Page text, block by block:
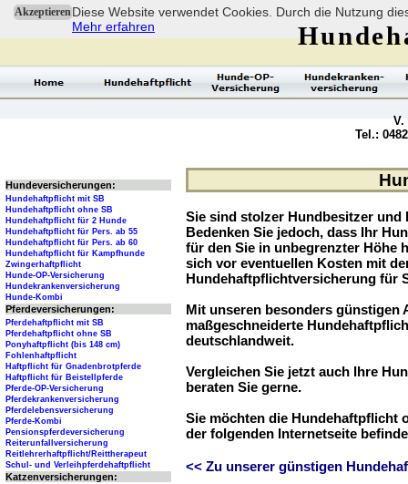
AkzeptierenDiese Website verwendet Cookies. Durch die Nutzung
Mehr erfahren
Sie sind stolzer Hundbesitzer und
Bedenken Sie jedoch, dass Ihr
für den Sie in unbegrenzter Höhe
sich vor eventuellen Kosten mit
Hundehaftpflichtversicherung für
Mit unseren besonders günstigen
maßgeschneiderte
deutschlandweit.
Vergleichen Sie jetzt auch Ihre
beraten Sie gerne.
Sie möchten die Hundehaftpflicht
der folgenden Internetseite
<< Zu unserer günstigen
V.
Tel.:
Hundeversicherungen:
Hundehaftpflicht mit SB
Hundehaftpflicht ohne SB
Hundehaftpflicht für 2 Hunde
Hundehaftpflicht für Pers. ab 55
Hundehaftpflicht für Pers. ab 60
Hundehaftpflicht für Kampfhunde
Zwingerhaftpflicht
Hunde-OP-Versicherung
Hundekrankenversicherung
Hunde-Kombi
Pferdeversicherungen:
Pferdehaftpflicht mit SB
Pferdehaftpflicht ohne SB
Ponyhaftpflicht (bis 148 cm)
Fohlenhaftpflicht
Haftpflicht für Gnadenbrotpferde
Haftpflicht für Beistellpferde
Pferde-OP-Versicherung
Pferdekrankenversicherung
Pferdelebensversicherung
Pferde-Kombi
Pensionspferdeversicherung
Reiterunfallversicherung
Reitlehrerhaftpflicht/Reittherapeut
Schul- und Verleihpferdehaftpflicht
Katzenversicherungen: